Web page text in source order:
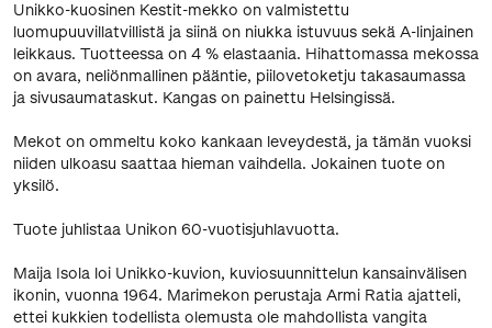
Unikko-kuosinen Kestit-mekko on valmistettu
luomupuuvillatvillistä ja siinä on niukka istuvuus sekä A-linjainen
leikkaus. Tuotteessa on 4 % elastaania. Hihattomassa mekossa
on avara, neliönmallinen pääntie, piilovetoketju takasaumassa
ja sivusaumataskut. Kangas on painettu Helsingissä.
Mekot on ommeltu koko kankaan leveydestä, ja tämän vuoksi
niiden ulkoasu saattaa hieman vaihdella. Jokainen tuote on
yksilö.
Tuote juhlistaa Unikon 60-vuotisjuhlavuotta.
Maija Isola loi Unikko-kuvion, kuviosuunnittelun kansainvälisen
ikonin, vuonna 1964. Marimekon perustaja Armi Ratia ajatteli,
ettei kukkien todellista olemusta ole mahdollista vangita